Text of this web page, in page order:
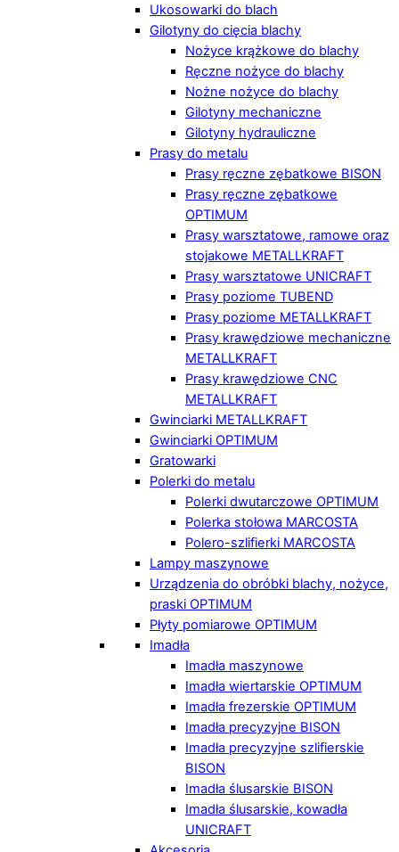
Ukosowarki do blach
Gilotyny do cięcia blachy
Nożyce krążkowe do blachy
Ręczne nożyce do blachy
Nożne nożyce do blachy
Gilotyny mechaniczne
Gilotyny hydrauliczne
Prasy do metalu
Prasy ręczne zębatkowe BISON
Prasy ręczne zębatkowe
OPTIMUM
Prasy warsztatowe, ramowe oraz
stojakowe METALLKRAFT
Prasy warsztatowe UNICRAFT
Prasy poziome TUBEND
Prasy poziome METALLKRAFT
Prasy krawędziowe mechaniczne
METALLKRAFT
Prasy krawędziowe CNC
METALLKRAFT
Gwinciarki METALLKRAFT
Gwinciarki OPTIMUM
Gratowarki
Polerki do metalu
Polerki dwutarczowe OPTIMUM
Polerka stołowa MARCOSTA
Polero-szlifierki MARCOSTA
Lampy maszynowe
Urządzenia do obróbki blachy, nożyce,
praski OPTIMUM
Płyty pomiarowe OPTIMUM
Imadła
Imadła maszynowe
Imadła wiertarskie OPTIMUM
Imadła frezerskie OPTIMUM
Imadła precyzyjne BISON
Imadła precyzyjne szlifierskie
BISON
Imadła ślusarskie BISON
Imadła ślusarskie, kowadła
UNICRAFT